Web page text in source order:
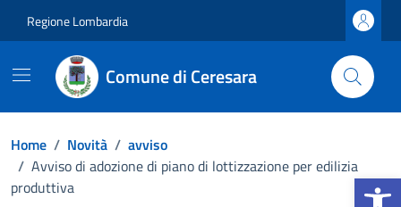
Apri la
Regione Lombardia
Comune di Ceresara
Home / Novità / avviso
/ Avviso di adozione di piano di lottizzazione per edilizia
produttiva